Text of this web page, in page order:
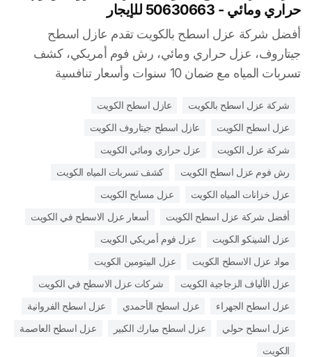
حراري ومائي - 50630663 للإيجار
أفضل شركة عزل اسطح بالكويت تقدم عازل اسطح
جيتاروف، عزل حراري ومائي، رش فوم أمريكي، كشف
تسربات المياه مع ضمان 10 سنوات وأسعار تنافسية
شركة عزل اسطح بالكويت
عازل اسطح الكويت
عزل اسطح الكويت
عازل اسطح جيتاروف الكويت
شركة عزل الكويت
عزل حراري ومائي الكويت
رش فوم عزل اسطح الكويت
كشف تسربات المياه الكويت
عزل خزانات المياه الكويت
عزل مسابح الكويت
أفضل شركة عزل اسطح الكويت
أسعار عزل الاسطح في الكويت
عزل الشينكو الكويت
عزل فوم أمريكي الكويت
مواد عزل الاسطح الكويت
عزل البيتومين الكويت
عزل الألياف الزجاجية الكويت
شركات عزل الاسطح في الكويت
عزل اسطح الجهراء
عزل اسطح الأحمدي
عزل اسطح الفروانية
عزل اسطح حولي
عزل اسطح مبارك الكبير
عزل اسطح العاصمة
الكويت